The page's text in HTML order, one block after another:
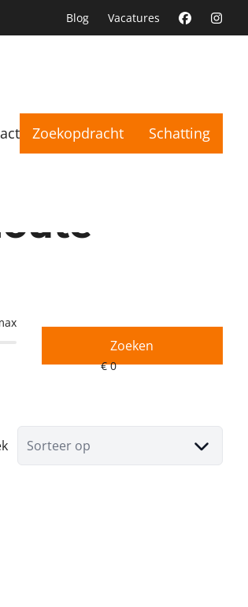
Blog Vacatures
Zoekopdracht Schatting
Zoeken
Sorteer op